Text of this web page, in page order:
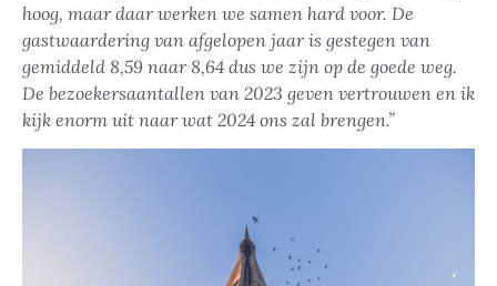
hoog, maar daar werken we samen hard voor. De
gastwaardering van afgelopen jaar is gestegen van
gemiddeld 8,59 naar 8,64 dus we zijn op de goede weg.
De bezoekersaantallen van 2023 geven vertrouwen en ik
kijk enorm uit naar wat 2024 ons zal brengen.”